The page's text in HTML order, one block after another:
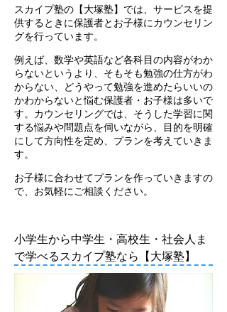
小学生から中学生・高校生・社会人ま
で学べるスカイプ塾なら【大塚塾】
スカイプ塾の【大塚塾】では、サービスを提
供するときに保護者とお子様にカウンセリン
グを行っています。
例えば、数学や英語など各科目の内容がわか
らないというより、そもそも勉強の仕方がわ
からない、どうやって勉強を進めたらいいの
かわからないと悩む保護者・お子様は多いで
す。カウンセリングでは、そうした学習に関
する悩みや問題点を伺いながら、目的を明確
にして方向性を定め、プランを考えていきま
す。
お子様に合わせてプランを作っていきますの
で、お気軽にご相談ください。